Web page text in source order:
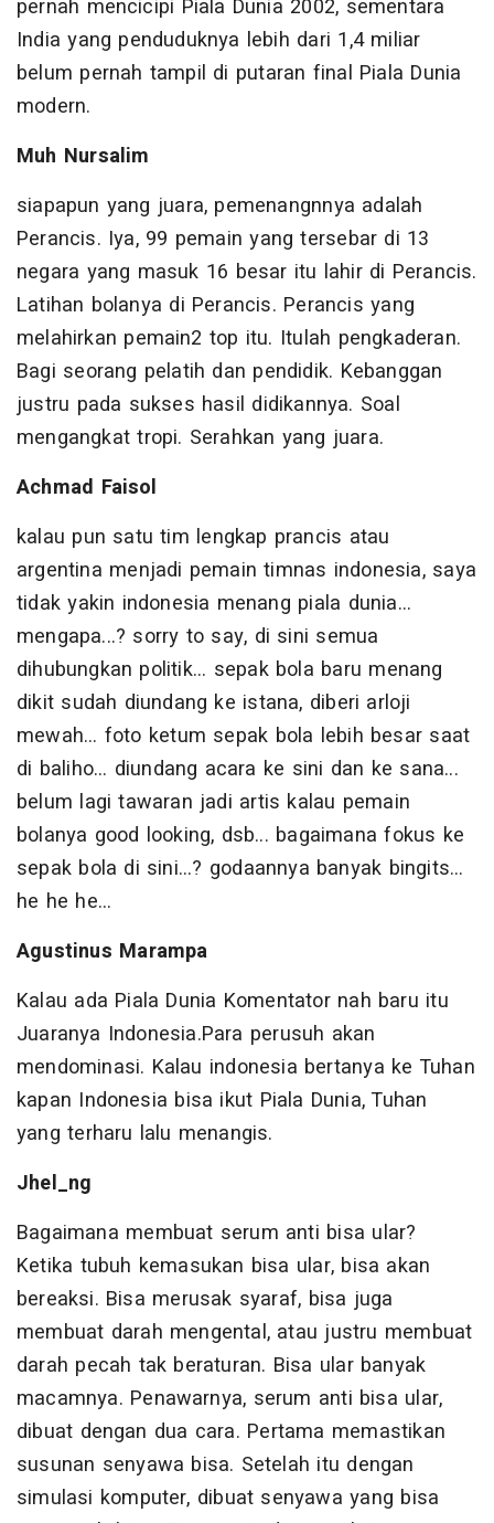
pernah mencicipi Piala Dunia 2002, sementara
India yang penduduknya lebih dari 1,4 miliar
belum pernah tampil di putaran final Piala Dunia
modern.
Muh Nursalim
siapapun yang juara, pemenangnnya adalah
Perancis. Iya, 99 pemain yang tersebar di 13
negara yang masuk 16 besar itu lahir di Perancis.
Latihan bolanya di Perancis. Perancis yang
melahirkan pemain2 top itu. Itulah pengkaderan.
Bagi seorang pelatih dan pendidik. Kebanggan
justru pada sukses hasil didikannya. Soal
mengangkat tropi. Serahkan yang juara.
Achmad Faisol
kalau pun satu tim lengkap prancis atau
argentina menjadi pemain timnas indonesia, saya
tidak yakin indonesia menang piala dunia...
mengapa...? sorry to say, di sini semua
dihubungkan politik... sepak bola baru menang
dikit sudah diundang ke istana, diberi arloji
mewah... foto ketum sepak bola lebih besar saat
di baliho... diundang acara ke sini dan ke sana...
belum lagi tawaran jadi artis kalau pemain
bolanya good looking, dsb... bagaimana fokus ke
sepak bola di sini...? godaannya banyak bingits...
he he he...
Agustinus Marampa
Kalau ada Piala Dunia Komentator nah baru itu
Juaranya Indonesia.Para perusuh akan
mendominasi. Kalau indonesia bertanya ke Tuhan
kapan Indonesia bisa ikut Piala Dunia, Tuhan
yang terharu lalu menangis.
Jhel_ng
Bagaimana membuat serum anti bisa ular?
Ketika tubuh kemasukan bisa ular, bisa akan
bereaksi. Bisa merusak syaraf, bisa juga
membuat darah mengental, atau justru membuat
darah pecah tak beraturan. Bisa ular banyak
macamnya. Penawarnya, serum anti bisa ular,
dibuat dengan dua cara. Pertama memastikan
susunan senyawa bisa. Setelah itu dengan
simulasi komputer, dibuat senyawa yang bisa